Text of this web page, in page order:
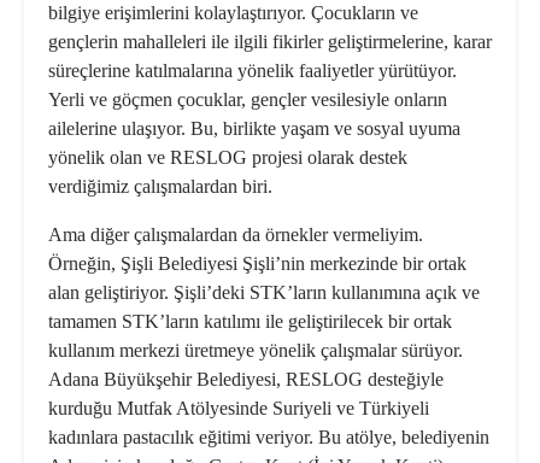
bilgiye erişimlerini kolaylaştırıyor. Çocukların ve
gençlerin mahalleleri ile ilgili fikirler geliştirmelerine, karar
süreçlerine katılmalarına yönelik faaliyetler yürütüyor.
Yerli ve göçmen çocuklar, gençler vesilesiyle onların
ailelerine ulaşıyor. Bu, birlikte yaşam ve sosyal uyuma
yönelik olan ve RESLOG projesi olarak destek
verdiğimiz çalışmalardan biri.
Ama diğer çalışmalardan da örnekler vermeliyim.
Örneğin, Şişli Belediyesi Şişli’nin merkezinde bir ortak
alan geliştiriyor. Şişli’deki STK’ların kullanımına açık ve
tamamen STK’ların katılımı ile geliştirilecek bir ortak
kullanım merkezi üretmeye yönelik çalışmalar sürüyor.
Adana Büyükşehir Belediyesi, RESLOG desteğiyle
kurduğu Mutfak Atölyesinde Suriyeli ve Türkiyeli
kadınlara pastacılık eğitimi veriyor. Bu atölye, belediyenin